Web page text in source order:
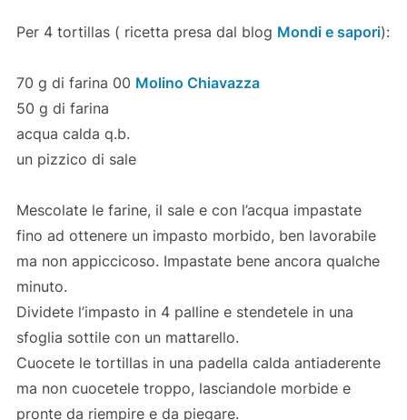
Per 4 tortillas ( ricetta presa dal blog Mondi e sapori):
70 g di farina 00 Molino Chiavazza
50 g di farina
acqua calda q.b.
un pizzico di sale
Mescolate le farine, il sale e con l’acqua impastate
fino ad ottenere un impasto morbido, ben lavorabile
ma non appiccicoso. Impastate bene ancora qualche
minuto.
Dividete l’impasto in 4 palline e stendetele in una
sfoglia sottile con un mattarello.
Cuocete le tortillas in una padella calda antiaderente
ma non cuocetele troppo, lasciandole morbide e
pronte da riempire e da piegare.